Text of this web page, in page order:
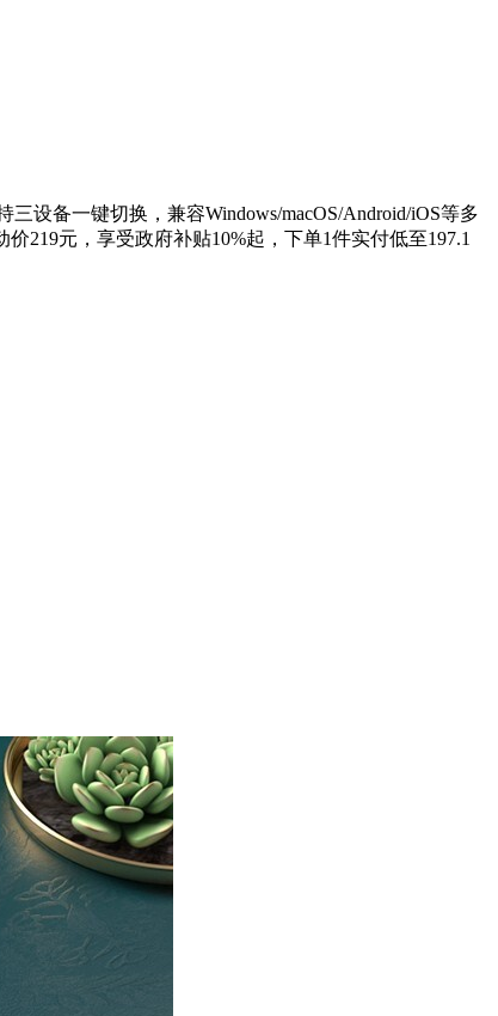
设备一键切换，兼容Windows/macOS/Android/iOS等多
219元，享受政府补贴10%起，下单1件实付低至197.1